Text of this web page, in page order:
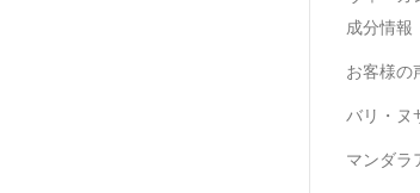
成分情報
お客様の
バリ・ヌ
マンダラ